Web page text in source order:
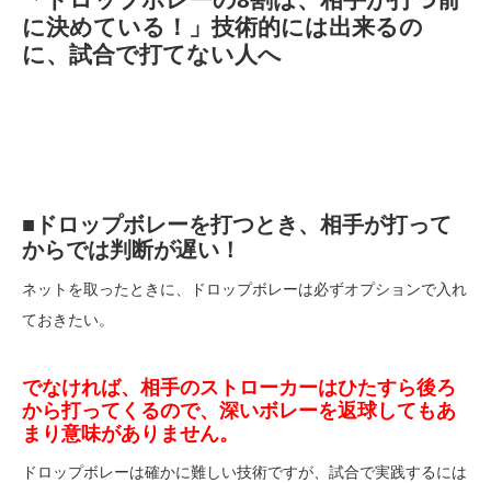
に決めている！」技術的には出来るの
に、試合で打てない人へ
■ドロップボレーを打つとき、相手が打って
からでは判断が遅い！
ネットを取ったときに、ドロップボレーは必ずオプションで入れ
ておきたい。
でなければ、相手のストローカーはひたすら後ろ
から打ってくるので、深いボレーを返球してもあ
まり意味がありません。
ドロップボレーは確かに難しい技術ですが、試合で実践するには